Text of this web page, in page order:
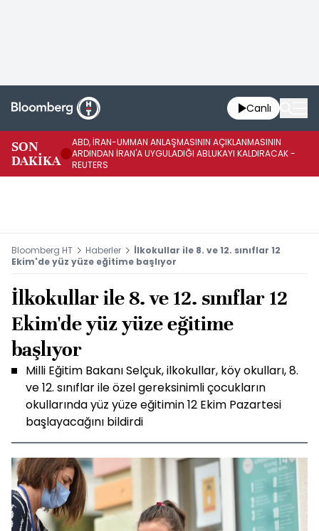
Canlı
SON
DAKİKA
ABD, İRAN-UMMAN ANLAŞMASININ AÇIKLANMASININ
ARDINDAN İRAN'A UYGULADIĞI ABLUKAYI KALDIRACAK -
REUTERS
Bloomberg HT Haberler
İlkokullar ile 8. ve 12. sınıflar 12
Ekim'de yüz yüze eğitime başlıyor
İlkokullar ile 8. ve 12. sınıflar 12
Ekim'de yüz yüze eğitime
başlıyor
Milli Eğitim Bakanı Selçuk, ilkokullar, köy okulları, 8.
ve 12. sınıflar ile özel gereksinimli çocukların
okullarında yüz yüze eğitimin 12 Ekim Pazartesi
başlayacağını bildirdi